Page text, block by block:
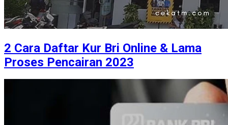
2 Cara Daftar Kur Bri Online & Lama
Proses Pencairan 2023